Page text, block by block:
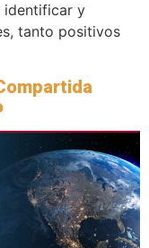
identificar y
tanto positivos